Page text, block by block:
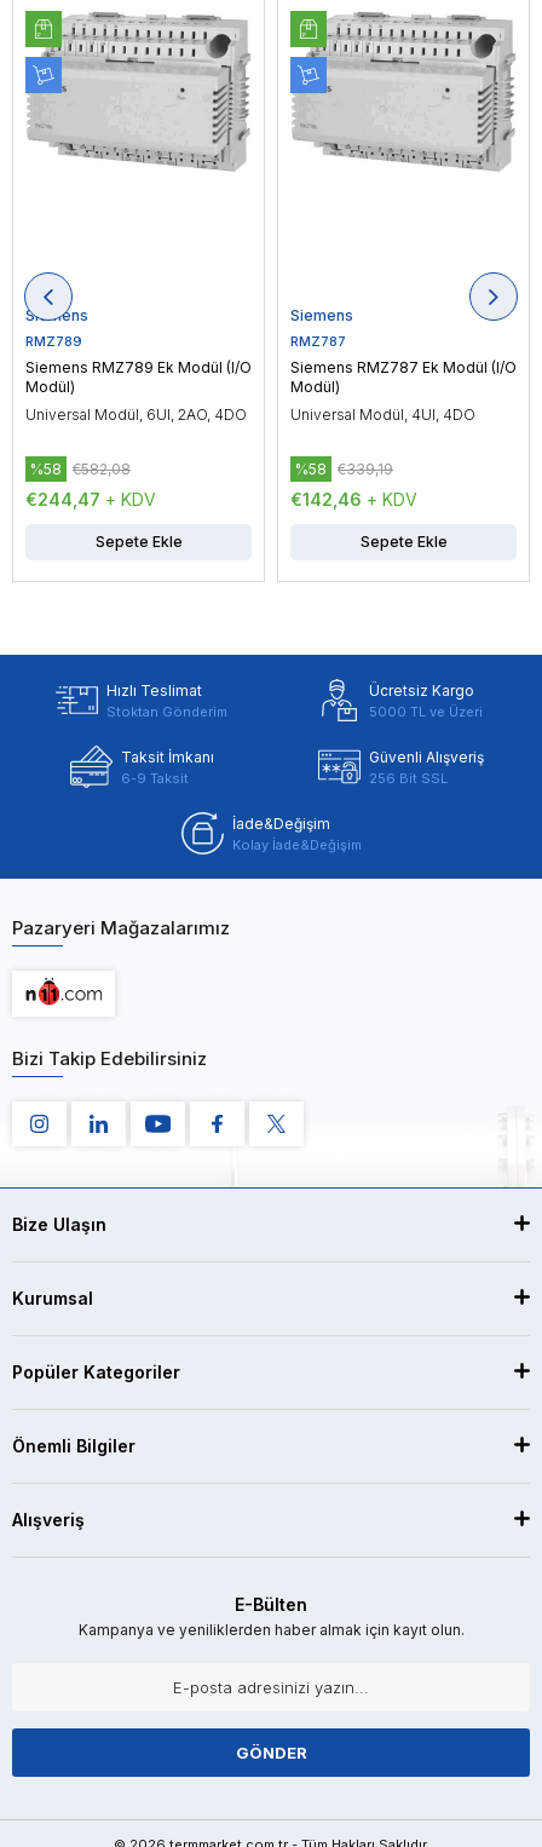
Siemens
RMZ789
Siemens RMZ789 Ek Modül (I/O
Modül)
Universal Modül, 6UI, 2AO, 4DO
€244,47 + KDV
%58 €582,08
Sepete Ekle
Siemens
RMZ787
Siemens RMZ787 Ek Modül (I/O
Modül)
Universal Modül, 4UI, 4DO
€142,46 + KDV
%58 €339,19
Sepete Ekle
Hızlı Teslimat
Stoktan Gönderim
Ücretsiz Kargo
5000 TL ve Üzeri
Taksit İmkanı
6-9 Taksit
Güvenli Alışveriş
256 Bit SSL
İade&Değişim
Kolay İade&Değişim
Pazaryeri Mağazalarımız
Bizi Takip Edebilirsiniz
Bize Ulaşın
Kurumsal
Popüler Kategoriler
Önemli Bilgiler
Alışveriş
E-Bülten
Kampanya ve yeniliklerden haber almak için kayıt olun.
GÖNDER